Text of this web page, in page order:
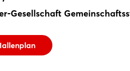
Gesellschaft